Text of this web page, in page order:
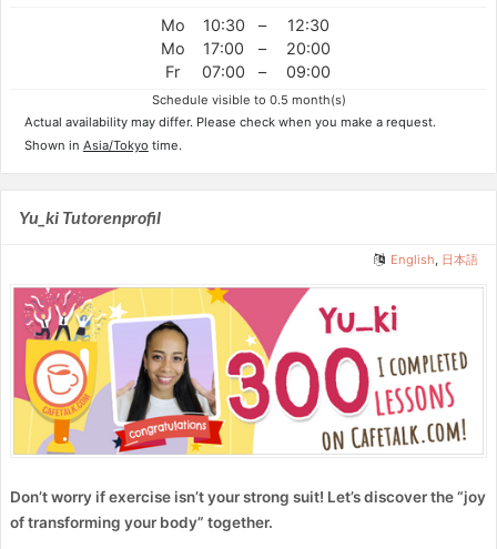
Mo 10:30 –
12:30
Mo
17:00 –
20:00
Fr
07:00 – 09:00
Schedule visible to 0.5 month(s)
Actual availability may differ. Please check when you make a request.
Shown in Asia/Tokyo time.
Yu_ki Tutorenprofil
English, 日本語
Don’t worry if exercise isn’t your strong suit! Let’s discover the “joy
of transforming your body” together.